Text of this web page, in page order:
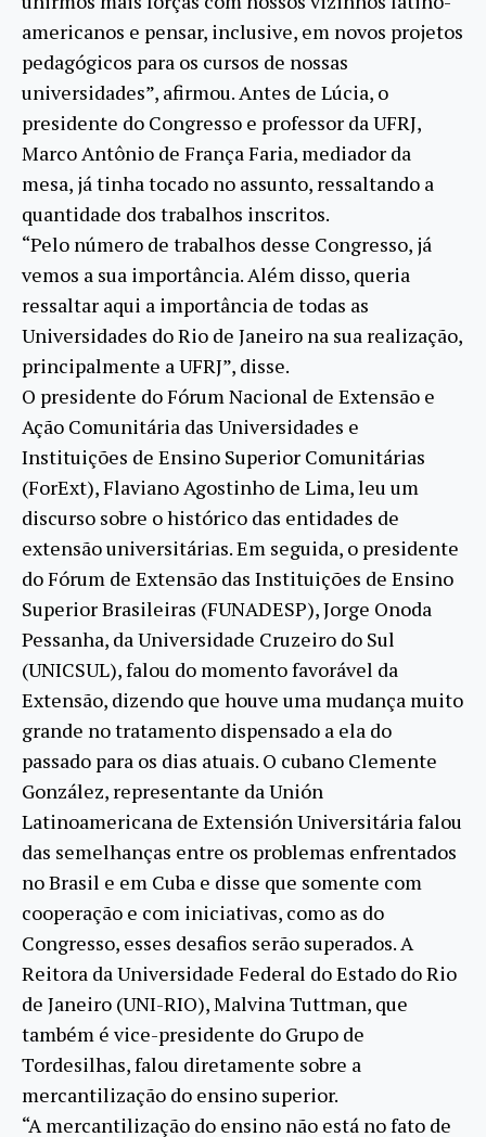
americanos e pensar, inclusive, em novos projetos
pedagógicos para os cursos de nossas
universidades”, afirmou. Antes de Lúcia, o
presidente do Congresso e professor da UFRJ,
Marco Antônio de França Faria, mediador da
mesa, já tinha tocado no assunto, ressaltando a
quantidade dos trabalhos inscritos.
“Pelo número de trabalhos desse Congresso, já
vemos a sua importância. Além disso, queria
ressaltar aqui a importância de todas as
Universidades do Rio de Janeiro na sua realização,
principalmente a UFRJ”, disse.
O presidente do Fórum Nacional de Extensão e
Ação Comunitária das Universidades e
Instituições de Ensino Superior Comunitárias
(ForExt), Flaviano Agostinho de Lima, leu um
discurso sobre o histórico das entidades de
extensão universitárias. Em seguida, o presidente
do Fórum de Extensão das Instituições de Ensino
Superior Brasileiras (FUNADESP), Jorge Onoda
Pessanha, da Universidade Cruzeiro do Sul
(UNICSUL), falou do momento favorável da
Extensão, dizendo que houve uma mudança muito
grande no tratamento dispensado a ela do
passado para os dias atuais. O cubano Clemente
González, representante da Unión
Latinoamericana de Extensión Universitária falou
das semelhanças entre os problemas enfrentados
no Brasil e em Cuba e disse que somente com
cooperação e com iniciativas, como as do
Congresso, esses desafios serão superados. A
Reitora da Universidade Federal do Estado do Rio
de Janeiro (UNI-RIO), Malvina Tuttman, que
também é vice-presidente do Grupo de
Tordesilhas, falou diretamente sobre a
mercantilização do ensino superior.
“A mercantilização do ensino não está no fato de